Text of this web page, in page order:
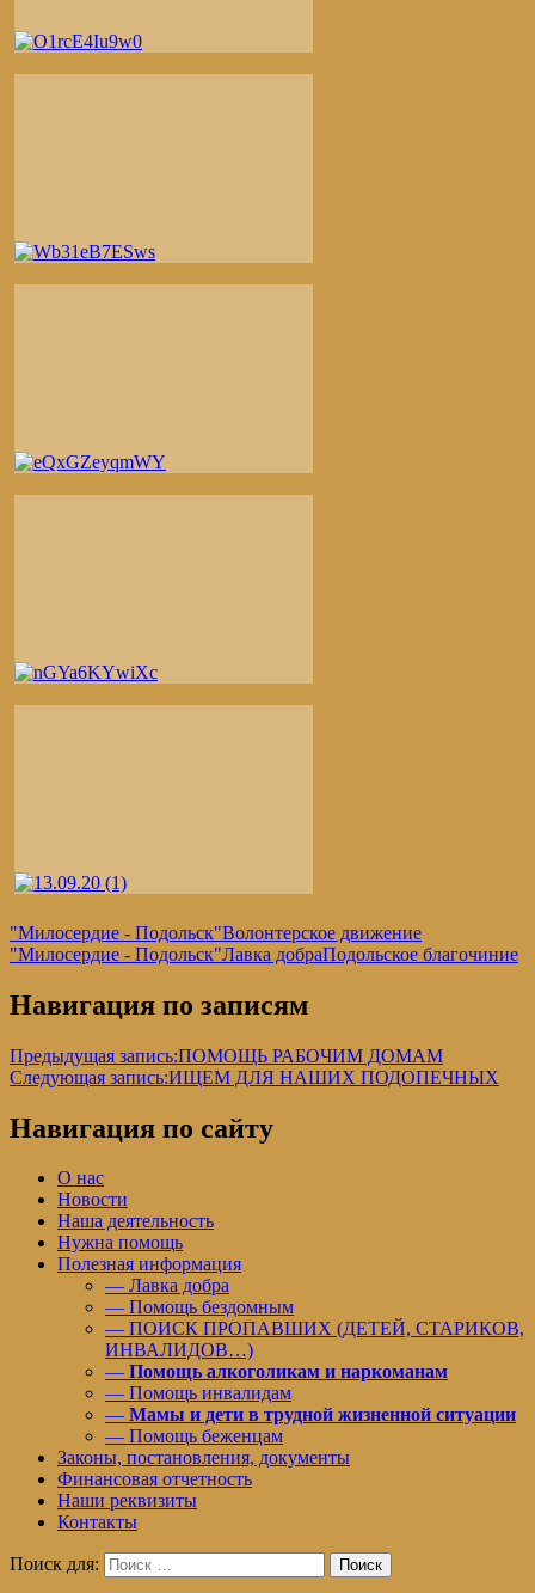
"Милосердие - Подольск"Волонтерское движение
"Милосердие - Подольск"Лавка добраПодольское благочиние
Навигация по записям
Предыдущая запись:ПОМОЩЬ РАБОЧИМ ДОМАМ
Следующая запись:ИЩЕМ ДЛЯ НАШИХ ПОДОПЕЧНЫХ
Навигация по сайту
О нас
Новости
Наша деятельность
Нужна помощь
Полезная информация
— Лавка добра
— Помощь бездомным
— ПОИСК ПРОПАВШИХ (ДЕТЕЙ, СТАРИКОВ,
ИНВАЛИДОВ…)
— Помощь алкоголикам и наркоманам
— Помощь инвалидам
— Мамы и дети в трудной жизненной ситуации
— Помощь беженцам
Законы, постановления, документы
Финансовая отчетность
Наши реквизиты
Контакты
Поиск для: Поиск